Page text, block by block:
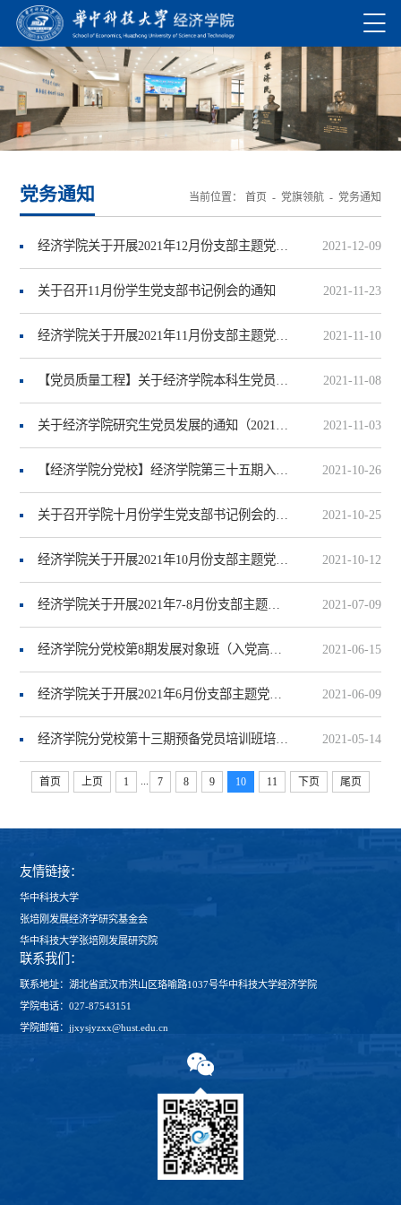
党务通知 当前位置： 首页 - 党旗领航- 党务通知
经济学院关于开展2021年12月份支部主题党日的通知 2021-12-09
关于召开11月份学生党支部书记例会的通知 2021-11-23
经济学院关于开展2021年11月份支部主题党日的通知 2021-11-10
【党员质量工程】关于经济学院本科生党员发展的通知（2021年第二批） 2021-11-08
关于经济学院研究生党员发展的通知（2021年下半年） 2021-11-03
【经济学院分党校】经济学院第三十五期入党积极分子培训班安排 2021-10-26
关于召开学院十月份学生党支部书记例会的通知 2021-10-25
经济学院关于开展2021年10月份支部主题党日的通知 2021-10-12
经济学院关于开展2021年7-8月份支部主题党日的通知 2021-07-09
经济学院分党校第8期发展对象班（入党高级班） 2021-06-15
经济学院关于开展2021年6月份支部主题党日的通知 2021-06-09
经济学院分党校第十三期预备党员培训班培训安排 2021-05-14
首页 上页 1 ... 7 8 9 10 11 下页 尾页
友情链接：
华中科技大学
张培刚发展经济学研究基金会
华中科技大学张培刚发展研究院
联系我们：
联系地址：湖北省武汉市洪山区珞喻路1037号华中科技大学经济学院
学院电话：027-87543151
学院邮箱：jjxysjyzxx@hust.edu.cn